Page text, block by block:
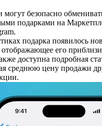
могут безопасно
подарками на
подарка появилось
отображающее его
доступна подробная
среднюю цену продажи